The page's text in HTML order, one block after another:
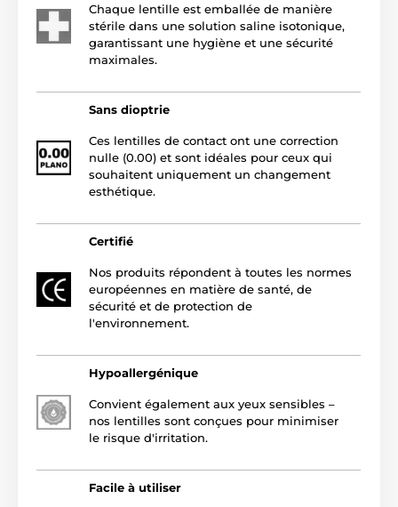
Chaque lentille est emballée de manière
stérile dans une solution saline isotonique,
garantissant une hygiène et une sécurité
maximales.
Sans dioptrie
Ces lentilles de contact ont une correction
nulle (0.00) et sont idéales pour ceux qui
souhaitent uniquement un changement
esthétique.
Certifié
Nos produits répondent à toutes les normes
européennes en matière de santé, de
sécurité et de protection de
l'environnement.
Hypoallergénique
Convient également aux yeux sensibles –
nos lentilles sont conçues pour minimiser
le risque d'irritation.
Facile à utiliser